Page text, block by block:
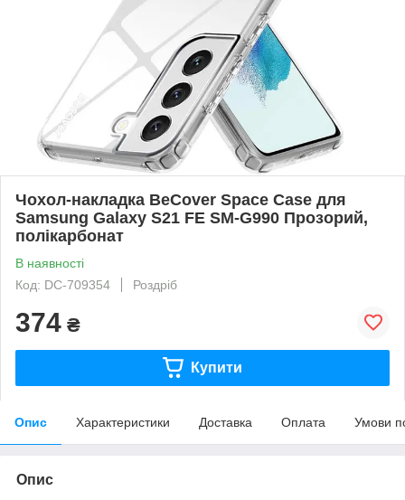
Чохол-накладка BeCover Space Case для
Samsung Galaxy S21 FE SM-G990 Прозорий,
полікарбонат
В наявності
Код: DC-709354
Роздріб
374 ₴
Купити
Опис Характеристики Доставка Оплата Умови
Опис